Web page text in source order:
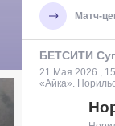
Матч-
БЕТСИТИ
21 Мая 2026 ,
«Айка».